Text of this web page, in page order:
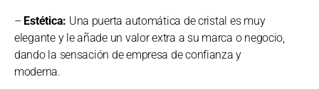
– Estética: Una puerta automática de cristal es muy
elegante y le añade un valor extra a su marca o negocio,
dando la sensación de empresa de confianza y
moderna.